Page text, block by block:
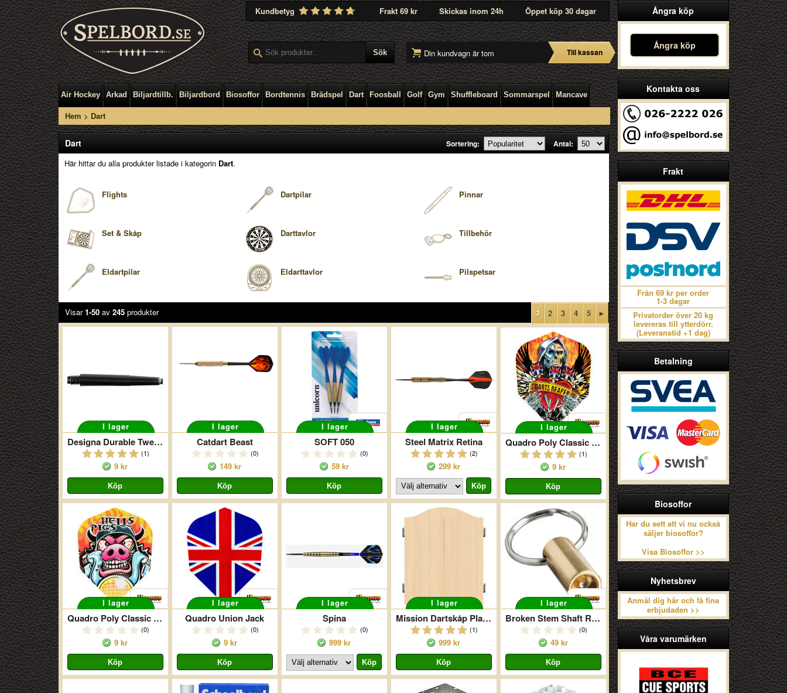
Kundbetyg Frakt 69 kr Skickas inom 24h Öppet köp 30 dagar
Din kundvagn är tom Till kassan
Air Hockey Arkad Biljardtillb. Biljardbord Biosoffor Bordtennis Brädspel Dart Foosball Golf Gym Shuffleboard Sommarspel Mancave
Hem > Dart
Ångra köp
Ångra köp
Kontakta oss
Frakt
Från 69 kr per order
1-3 dagar
Privatorder över 20 kg
levereras till ytterdörr.
(Leveranstid +1 dag)
Betalning
Biosoffor
Har du sett att vi nu också
säljer biosoffor?
Visa Biosoffor >>
Nyhetsbrev
Anmäl dig här och få fina
erbjudaden >>
Våra varumärken
Dart Sortering: Antal:
Här hittar du alla produkter listade i kategorin Dart.
Flights Dartpilar Pinnar
Set & Skåp Darttavlor Tillbehör
Eldartpilar Eldarttavlor Pilspetsar
Visar1-50av 245produkter 1 2 3 4 5 ►
I lager
Designa Durable Tweenie Svart
(1)
9 kr
I lager
Catdart Beast
(0)
149 kr
I lager
SOFT 050
(0)
59 kr
I lager
Steel Matrix Retina
(2)
299 kr
I lager
Quadro Poly Classic Reaper
(1)
9 kr
I lager
Quadro Poly Classic Hells Pigs
(0)
9 kr
I lager
Quadro Union Jack
(0)
9 kr
I lager
Spina
(0)
999 kr
I lager
Mission Dartskåp Plain Deluxe Ljus Ek
(1)
999 kr
I lager
Broken Stem Shaft Remover
(0)
49 kr